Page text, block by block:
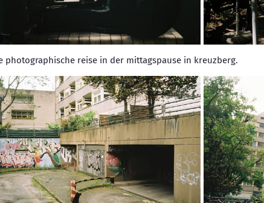
photographische reise in der mittagspause in kreuzberg.